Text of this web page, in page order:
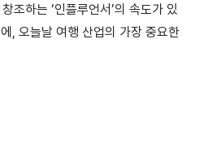
조하는 ‘인플루언서’의 속도가 있
, 오늘날 여행 산업의 가장 중요한